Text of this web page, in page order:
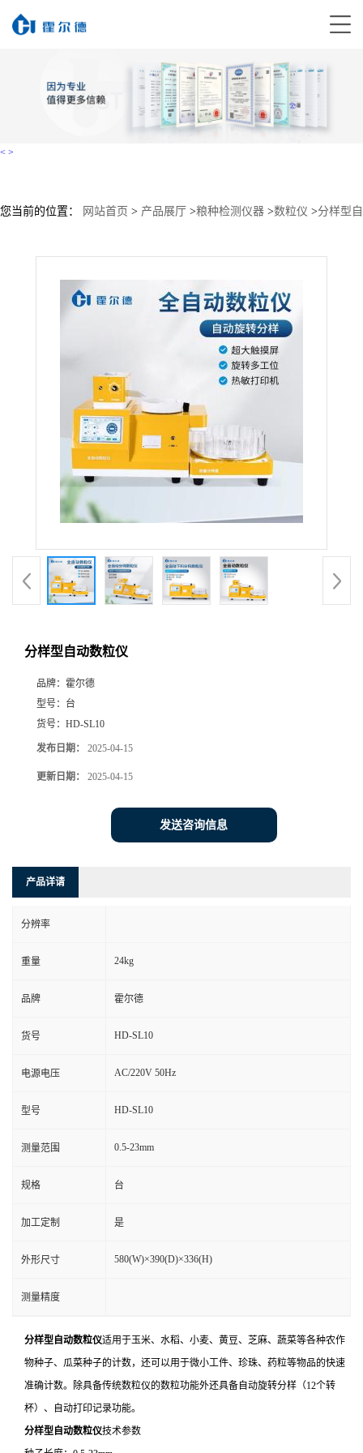
< >
您当前的位置： 网站首页 > 产品展厅 >粮种检测仪器 >数粒仪 >分样型自
分样型自动数粒仪
品牌： 霍尔德
型号： 台
货号： HD-SL10
发布日期： 2025-04-15
更新日期： 2025-04-15
发送咨询信息
产品详请
分辨率
重量 24kg
品牌 霍尔德
货号 HD-SL10
电源电压 AC/220V 50Hz
型号 HD-SL10
测量范围 0.5-23mm
规格 台
加工定制 是
外形尺寸 580(W)×390(D)×336(H)
测量精度
分样型自动数粒仪适用于玉米、水稻、小麦、黄豆、芝麻、蔬菜等各种农作
物种子、瓜菜种子的计数，还可以用于微小工件、珍珠、药粒等物品的快速
准确计数。除具备传统数粒仪的数粒功能外还具备自动旋转分样（12个转
杯）、自动打印记录功能。
分样型自动数粒仪技术参数